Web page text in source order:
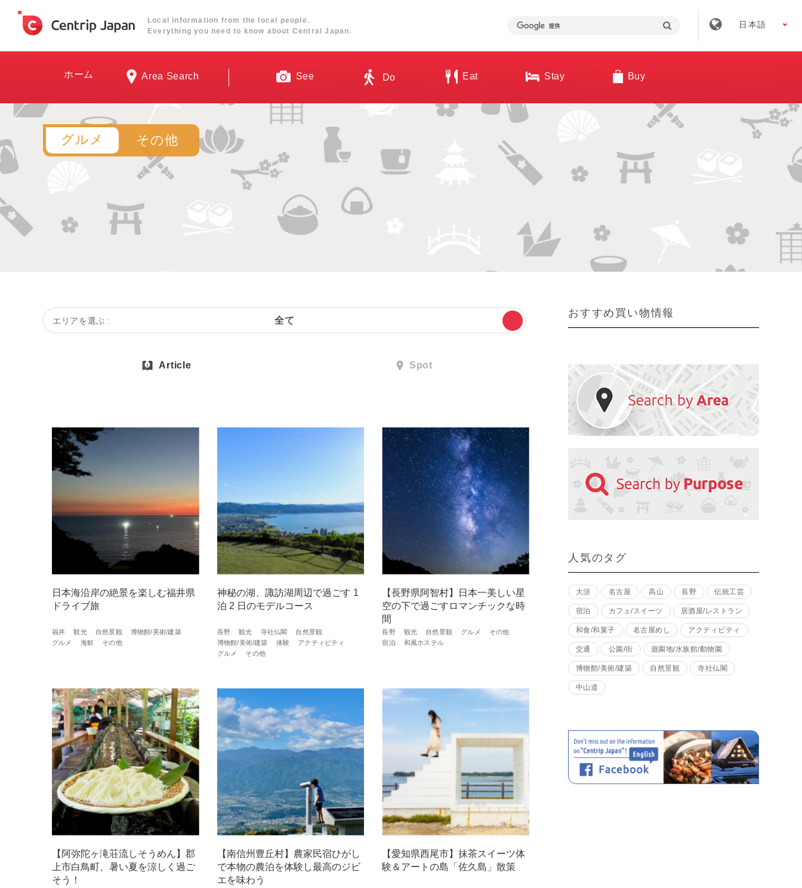
Local information from the local people.
Everything you need to know about Central Japan.
日本語
ホーム Area Search See Do Eat Stay Buy
グルメ その他
エリアを選ぶ : 全て
Article Spot
日本海沿岸の絶景を楽しむ福井県
ドライブ旅
福井 観光 自然景観
博物館/美術/建築
グルメ
海鮮 その他
神秘の湖、諏訪湖周辺で過ごす 1
泊 2 ⽇のモデルコース
長野 観光 寺社仏閣
自然景観
博物館/美術/建築
体験
アクティビティ
グルメ
その他
【長野県阿智村】日本一美しい星
空の下で過ごすロマンチックな時
間
長野 観光 自然景観 グルメ
その他
宿泊
和風ホステル
【阿弥陀ヶ滝荘流しそうめん】郡
上市白鳥町、暑い夏を涼しく過ご
そう！
【南信州豊丘村】農家民宿ひがし
で本物の農泊を体験し最高のジビ
エを味わう
【愛知県西尾市】抹茶スイーツ体
験＆アートの島「佐久島」散策
おすすめ買い物情報
人気のタグ
大須 名古屋 高山 長野 伝統工芸
宿泊 カフェ/スイーツ 居酒屋/レストラン
和食/和菓子 名古屋めし アクティビティ
交通 公園/街 遊園地/水族館/動物園
博物館/美術/建築 自然景観 寺社仏閣
中山道